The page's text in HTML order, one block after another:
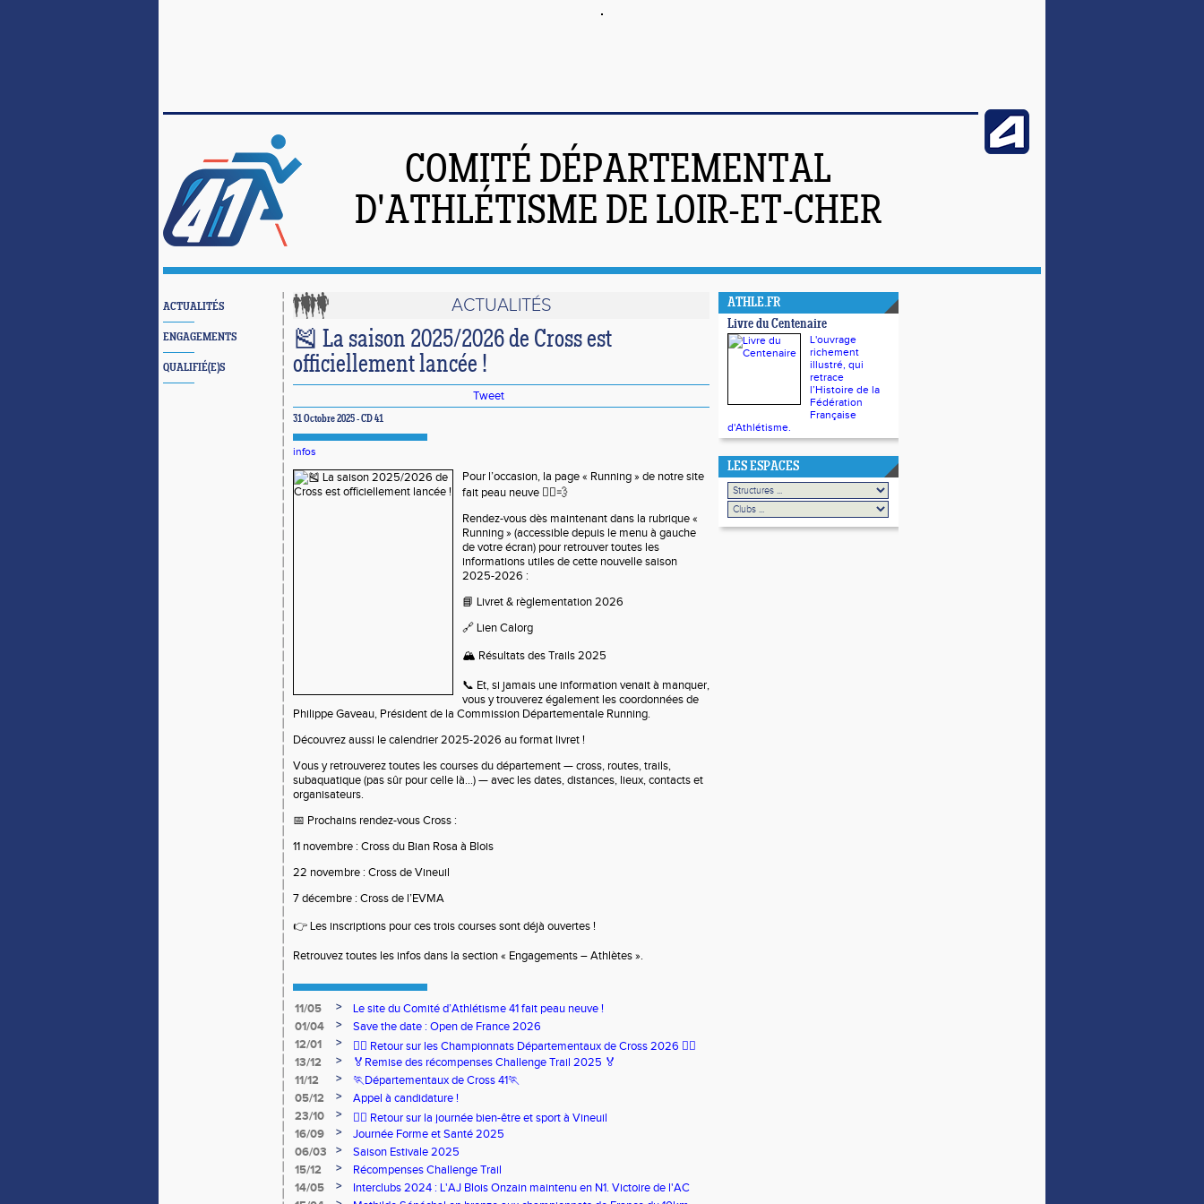
COMITÉ DÉPARTEMENTAL
D'ATHLÉTISME DE LOIR-ET-CHER
ACTUALITÉS
ENGAGEMENTS
QUALIFIÉ(E)S
ACTUALITÉS
🎽 La saison 2025/2026 de Cross est
officiellement lancée !
Tweet
31 Octobre 2025 - CD 41
infos
Pour l’occasion, la page « Running » de notre site
fait peau neuve 🏃‍♂️💨
Rendez-vous dès maintenant dans la rubrique «
Running » (accessible depuis le menu à gauche
de votre écran) pour retrouver toutes les
informations utiles de cette nouvelle saison
2025-2026 :
📘 Livret & règlementation 2026
🔗LienCalorg
🏔️ Résultats des Trails 2025
📞 Et, si jamais une information venait à manquer,
vous y trouverez également les coordonnées de
Philippe Gaveau, Président de la Commission Départementale Running.
Découvrez aussi le calendrier 2025-2026 au format livret !
Vous y retrouverez toutes les courses du département— cross, routes,trails,
subaquatique (pas sûr pour celle là…)— avec les dates, distances, lieux, contacts et
organisateurs.
📅 Prochains rendez-vous Cross :
11 novembre : Cross du Bian Rosa à Blois
22 novembre : Cross de Vineuil
7 décembre : Cross de l’EVMA
👉Les inscriptions pour ces trois courses sont déjà ouvertes !
Retrouvez toutes les infos dans la section « Engagements– Athlètes ».
11/05 >
Le site du Comité d’Athlétisme 41 fait peau neuve !
01/04
>
Save the date : Open de France 2026
12/01
>
🏃‍♂️ Retour sur les Championnats Départementaux de Cross 2026 🏃‍♀️
13/12
>
🏅Remise des récompenses Challenge Trail 2025 🏅
11/12
>
🏃Départementaux de Cross 41🏃
05/12
>
Appel à candidature !
23/10
>
🧘‍♀️ Retour sur la journée bien-être et sport à Vineuil
16/09
>
Journée Forme et Santé 2025
06/03
>
Saison Estivale 2025
15/12
>
Récompenses Challenge Trail
14/05
>
Interclubs 2024 : L'AJ Blois Onzain maintenu en N1. Victoire de l'AC
ATHLE.FR
Livre du Centenaire
L'ouvrage
richement
illustré, qui
retrace
l’Histoire de la
Fédération
Française
d'Athlétisme.
LES ESPACES